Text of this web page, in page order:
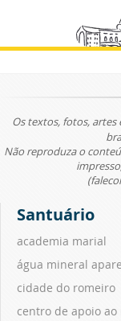
Os textos, fotos, artes
Não reproduza o
Santuário
academia marial
água mineral
cidade do romeiro
centro de apoio